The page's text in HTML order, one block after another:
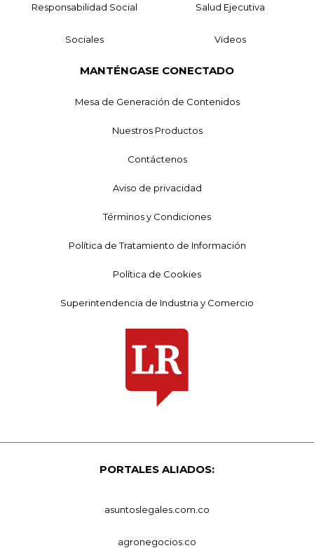
Responsabilidad Social Salud Ejecutiva
Sociales Videos
MANTÉNGASE CONECTADO
Mesa de Generación de Contenidos
Nuestros Productos
Contáctenos
Aviso de privacidad
Términos y Condiciones
Política de Tratamiento de Información
Política de Cookies
Superintendencia de Industria y Comercio
PORTALES ALIADOS:
asuntoslegales.com.co
agronegocios.co